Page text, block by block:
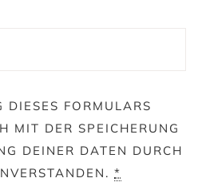
DIESES FORMULARS
MIT DER SPEICHERUNG
DEINER DATEN DURCH
*